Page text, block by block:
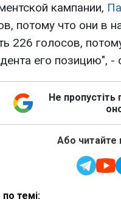
кампании,
потому что они в
226 голосов,
его позицию", -
Не пропустіть
Або читайте
темі: